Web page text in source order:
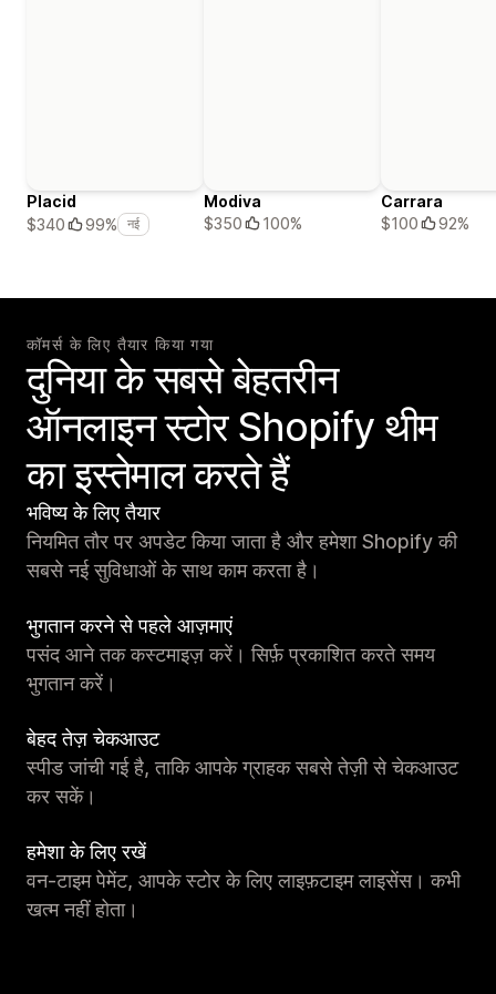
Placid
$340
99% नई
Modiva
$350
100%
Carrara
$100
92%
कॉमर्स के लिए तैयार किया गया
दुनिया के सबसे बेहतरीन
ऑनलाइन स्टोर Shopify थीम
का इस्तेमाल करते हैं
भविष्य के लिए तैयार
नियमित तौर पर अपडेट किया जाता है और हमेशा Shopify की
सबसे नई सुविधाओं के साथ काम करता है।
भुगतान करने से पहले आज़माएं
पसंद आने तक कस्टमाइज़ करें। सिर्फ़ प्रकाशित करते समय
भुगतान करें।
बेहद तेज़ चेकआउट
स्पीड जांची गई है, ताकि आपके ग्राहक सबसे तेज़ी से चेकआउट
कर सकें।
हमेशा के लिए रखें
वन-टाइम पेमेंट, आपके स्टोर के लिए लाइफ़टाइम लाइसेंस। कभी
खत्म नहीं होता।